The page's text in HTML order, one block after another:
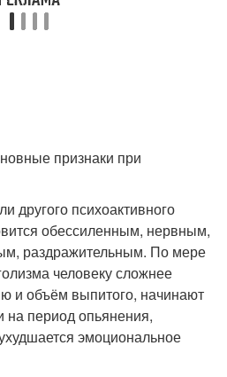
признаки при
другого психоактивного
обессиленным, нервным,
раздражительным. По мере
человеку сложнее
и объём выпитого, начинают
период опьянения,
эмоциональное